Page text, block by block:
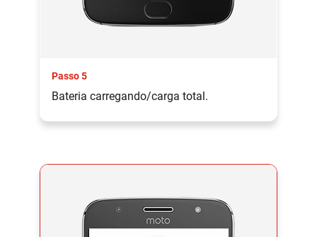
Passo 5
Bateria carregando/carga total.